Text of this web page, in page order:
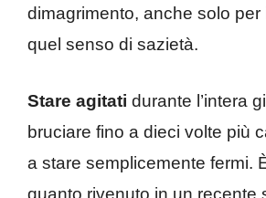
dimagrimento, anche solo per
quel senso di sazietà.
Stare agitati durante l’intera
bruciare fino a dieci volte più
a stare semplicemente fermi.